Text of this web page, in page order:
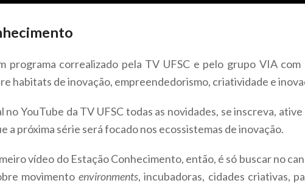
programa correalizado pela TV UFSC e pelo grupo VIA
habitats de inovação, empreendedorismo, criatividade e
YouTube da TV UFSC todas as novidades, se inscreva,
a próxima série será focado nos ecossistemas de inovação.
vídeo do Estação Conhecimento, então, é só buscar no
movimento environments, incubadoras, cidades criativas,